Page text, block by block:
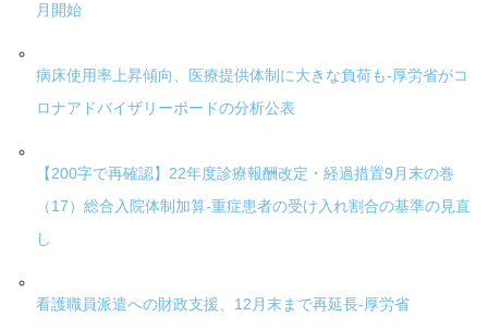
月開始
病床使用率上昇傾向、医療提供体制に大きな負荷も-厚労省がコ
ロナアドバイザリーボードの分析公表
【200字で再確認】22年度診療報酬改定・経過措置9月末の巻
（17）総合入院体制加算-重症患者の受け入れ割合の基準の見直
し
看護職員派遣への財政支援、12月末まで再延長-厚労省